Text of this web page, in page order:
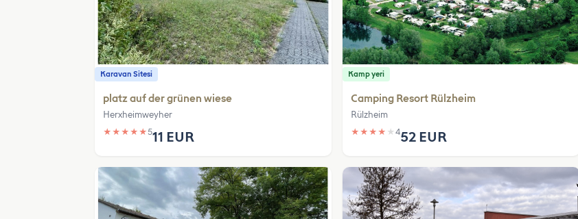
Karavan Sitesi
platz auf der grünen wiese
Herxheimweyher
★ ★ ★ ★ ★511 EUR
Kamp yeri
Camping Resort Rülzheim
Rülzheim
★ ★ ★ ★ ★452 EUR